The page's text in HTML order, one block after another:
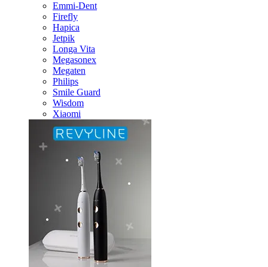
Emmi-Dent
Firefly
Hapica
Jetpik
Longa Vita
Megasonex
Megaten
Philips
Smile Guard
Wisdom
Xiaomi